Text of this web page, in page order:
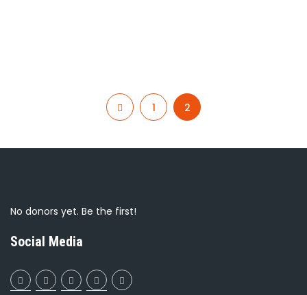
1 2
No donors yet. Be the first!
Social Media